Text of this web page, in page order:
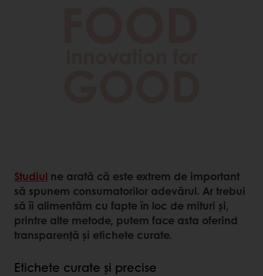
Studiul ne arată că este extrem de important
să spunem consumatorilor adevărul. Ar trebui
să îi alimentăm cu fapte în loc de mituri și,
printre alte metode, putem face asta oferind
transparență și etichete curate.
Etichete curate și precise